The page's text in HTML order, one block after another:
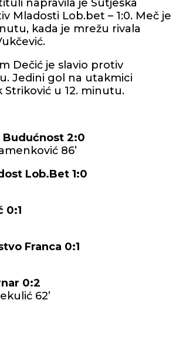
napravila je Sutjeska
Mladosti Lob.bet – 1:0. Meč je
kada je mrežu rivala
Dečić je slavio protiv
Jedini gol na utakmici
Striković u 12. minutu.
Budućnost 2:0
86’
Lob.Bet 1:0
0:1
Franca 0:1
0:2
62’